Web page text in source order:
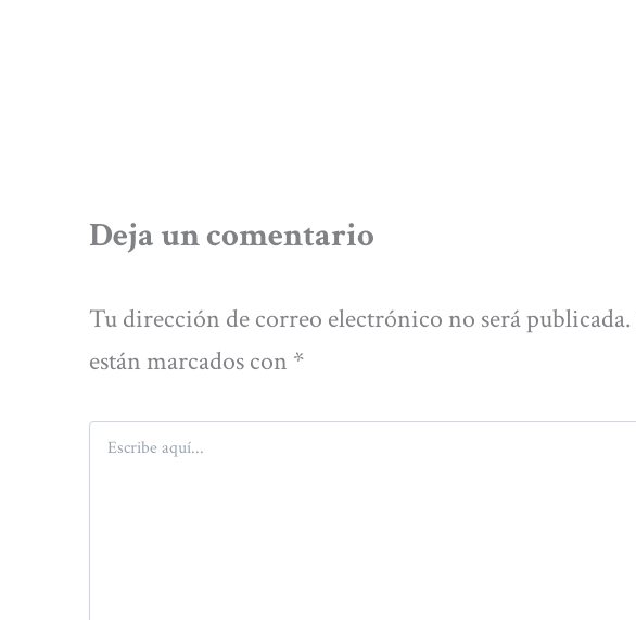
Deja un comentario
Tu dirección de correo electrónico no será publicada.
están marcados con *
aquí...